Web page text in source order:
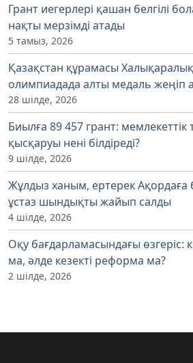
Грант иегерлері қашан белгілі
нақты мерзімді атады
5 тамыз, 2026
Қазақстан құрамасы
олимпиадада алты медаль жеңіп
28 шілде, 2026
Биылға 89 457 грант:
қысқаруы нені білдіреді?
9 шілде, 2026
Жұлдыз ханым, ертерек Ақордаға
ұстаз шындықты жайып салды
4 шілде, 2026
Оқу бағдарламасындағы өзгеріс:
ма, әлде кезекті реформа ма?
2 шілде, 2026